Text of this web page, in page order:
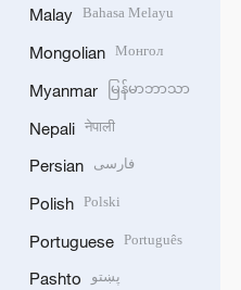
Malay Bahasa Melayu
Mongolian Монгол
Myanmar မြန်မာဘာသာ
Nepali नेपाली
Persian فارسی
Polish Polski
Portuguese Português
Pashto پښتو